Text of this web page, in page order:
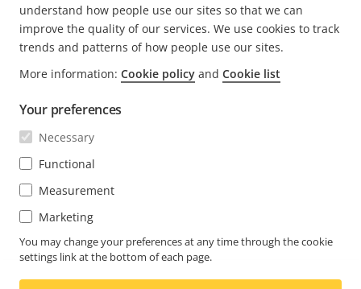
Kontaktieren Sie uns
Experience Center
NEWS & STORYS
Life at Axis
Engineering at Axis
ABONNIEREN
Newsletter abonnieren
Abonnieren Sie die E-Mails mit
Sicherheitsbenachrichtigungen von Axis
GERMANY / DEUTSCH NEWSROOM
understand how people use our sites so that we can
improve the quality of our services. We use cookies to track
trends and patterns of how people use our sites.
More information: Cookie policy and Cookie list
Your preferences
Necessary
Functional
Measurement
Marketing
You may change your preferences at any time through the cookie
settings link at the bottom of each page.